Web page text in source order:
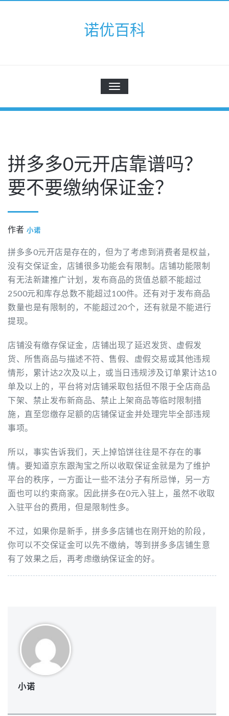
诺优百科
切
换
航
拼多多0元开店靠谱吗？
要不要缴纳保证金？
作者 小诺
拼多多0元开店是存在的，但为了考虑到消费者是权益，
没有交保证金，店铺很多功能会有限制。店铺功能限制
有无法新建推广计划，发布商品的货值总额不能超过
2500元和库存总数不能超过100件。还有对于发布商品
数量也是有限制的，不能超过20个，还有就是不能进行
提现。
店铺没有缴存保证金，店铺出现了延迟发货、虚假发
货、所售商品与描述不符、售假、虚假交易或其他违规
情形，累计达2次及以上，或当日违规涉及订单累计达10
单及以上的，平台将对店铺采取包括但不限于全店商品
下架、禁止发布新商品、禁止上架商品等临时限制措
施，直至您缴存足额的店铺保证金并处理完毕全部违规
事项。
所以，事实告诉我们，天上掉馅饼往往是不存在的事
情。要知道京东跟淘宝之所以收取保证金就是为了维护
平台的秩序，一方面让一些不法分子有所忌惮，另一方
面也可以约束商家。因此拼多在0元入驻上，虽然不收取
入驻平台的费用，但是限制性多。
不过，如果你是新手，拼多多店铺也在刚开始的阶段，
你可以不交保证金可以先不缴纳，等到拼多多店铺生意
有了效果之后，再考虑缴纳保证金的好。
小诺